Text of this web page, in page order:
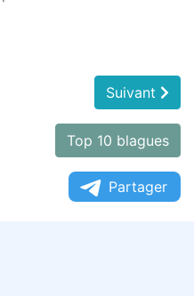
Suivant
Top 10 blagues
Partager